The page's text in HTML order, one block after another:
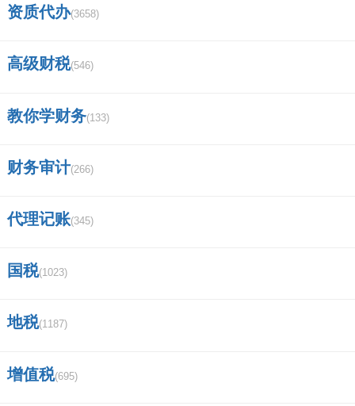
件吗？比如中信证券和华泰证券～？
深圳德迅证券顾问有限公司怎么样,有谁
点的？
资质代办(3658)
高级财税(546)
教你学财务(133)
财务审计(266)
代理记账(345)
国税(1023)
地税(1187)
增值税(695)